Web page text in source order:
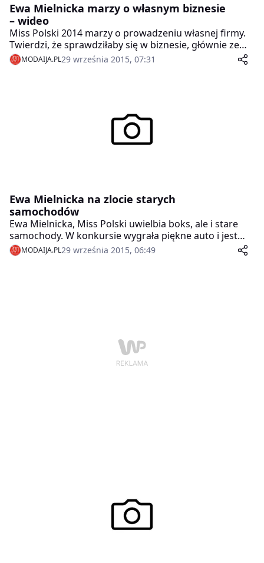
Ewa Mielnicka marzy o własnym biznesie
– wideo
Miss Polski 2014 marzy o prowadzeniu własnej firmy.
Twierdzi, że sprawdziłaby się w biznesie, głównie ze
względu na odziedziczony po przodkach twardy,
kurpiowski charakter. Ewa Mielnicka nie ma jeszcze
MODAIJA.PL29 września 2015, 07:31
Ewa Mielnicka na zlocie starych
samochodów
Ewa Mielnicka, Miss Polski uwielbia boks, ale i stare
samochody. W konkursie wygrała piękne auto i jest
świetnym kierowcą. W związku z tym przyjęła
zaproszenie i pojawiła się na II Zlocie starych
MODAIJA.PL29 września 2015, 06:49